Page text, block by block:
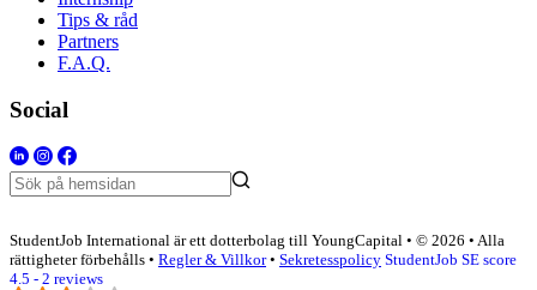
Tips & råd
Partners
F.A.Q.
Social
StudentJob International är ett dotterbolag till YoungCapital • © 2026 • Alla
rättigheter förbehålls • Regler & Villkor• Sekretesspolicy StudentJob SE score
4.5 - 2 reviews